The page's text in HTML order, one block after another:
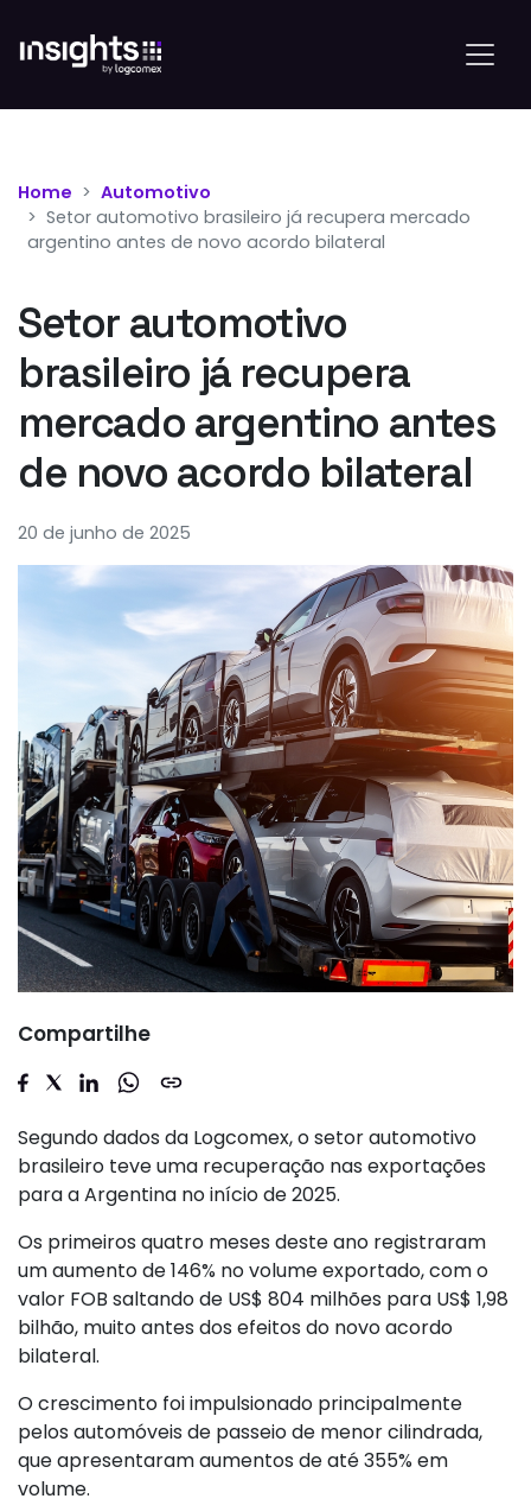
Home
Automotivo
Setor automotivo brasileiro já recupera mercado
argentino antes de novo acordo bilateral
Setor automotivo
brasileiro já recupera
mercado argentino antes
de novo acordo bilateral
20 de junho de 2025
Compartilhe
Segundo dados da Logcomex, o setor automotivo
brasileiro teve uma recuperação nas exportações
para a Argentina no início de 2025.
Os primeiros quatro meses deste ano registraram
um aumento de 146% no volume exportado, com o
valor FOB saltando de US$ 804 milhões para US$ 1,98
bilhão, muito antes dos efeitos do novo acordo
bilateral.
O crescimento foi impulsionado principalmente
pelos automóveis de passeio de menor cilindrada,
que apresentaram aumentos de até 355% em
volume.